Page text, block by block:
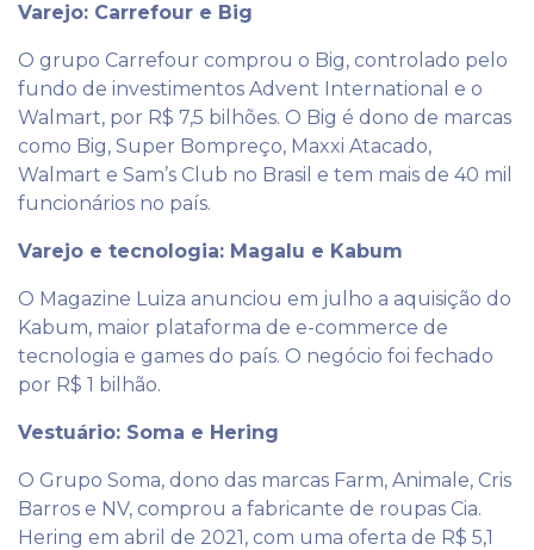
Varejo: Carrefour e Big
O grupo Carrefour comprou o Big, controlado pelo
fundo de investimentos Advent International e o
Walmart, por R$ 7,5 bilhões. O Big é dono de marcas
como Big, Super Bompreço, Maxxi Atacado,
Walmart e Sam’s Club no Brasil e tem mais de 40 mil
funcionários no país.
Varejo e tecnologia: Magalu e Kabum
O Magazine Luiza anunciou em julho a aquisição do
Kabum, maior plataforma de e-commerce de
tecnologia e games do país. O negócio foi fechado
por R$ 1 bilhão.
Vestuário: Soma e Hering
O Grupo Soma, dono das marcas Farm, Animale, Cris
Barros e NV, comprou a fabricante de roupas Cia.
Hering em abril de 2021, com uma oferta de R$ 5,1